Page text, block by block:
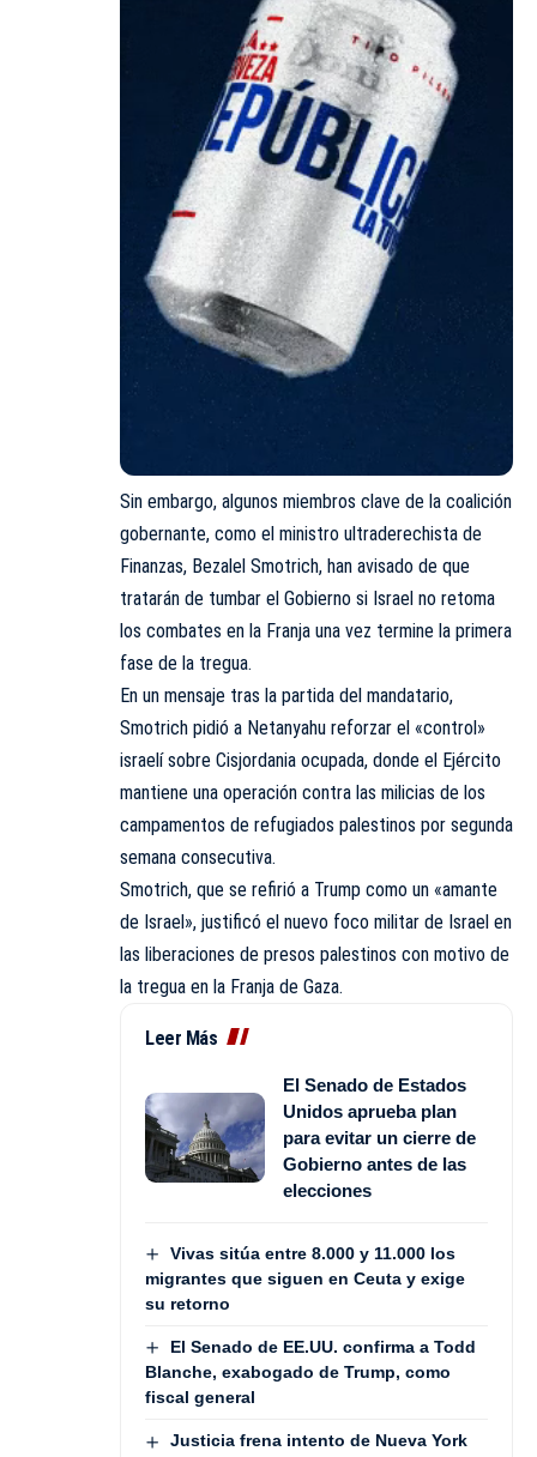
Sin embargo, algunos miembros clave de la coalición
gobernante, como el ministro ultraderechista de
Finanzas, Bezalel Smotrich, han avisado de que
tratarán de tumbar el Gobierno si Israel no retoma
los combates en la Franja una vez termine la primera
fase de la tregua.
En un mensaje tras la partida del mandatario,
Smotrich pidió a Netanyahu reforzar el «control»
israelí sobre Cisjordania ocupada, donde el Ejército
mantiene una operación contra las milicias de los
campamentos de refugiados palestinos por segunda
semana consecutiva.
Smotrich, que se refirió a Trump como un «amante
de Israel», justificó el nuevo foco militar de Israel en
las liberaciones de presos palestinos con motivo de
la tregua en la Franja de Gaza.
Leer Más
El Senado de Estados
Unidos aprueba plan
para evitar un cierre de
Gobierno antes de las
elecciones
Vivas sitúa entre 8.000 y 11.000 los
migrantes que siguen en Ceuta y exige
su retorno
El Senado de EE.UU. confirma a Todd
Blanche, exabogado de Trump, como
fiscal general
Justicia frena intento de Nueva York